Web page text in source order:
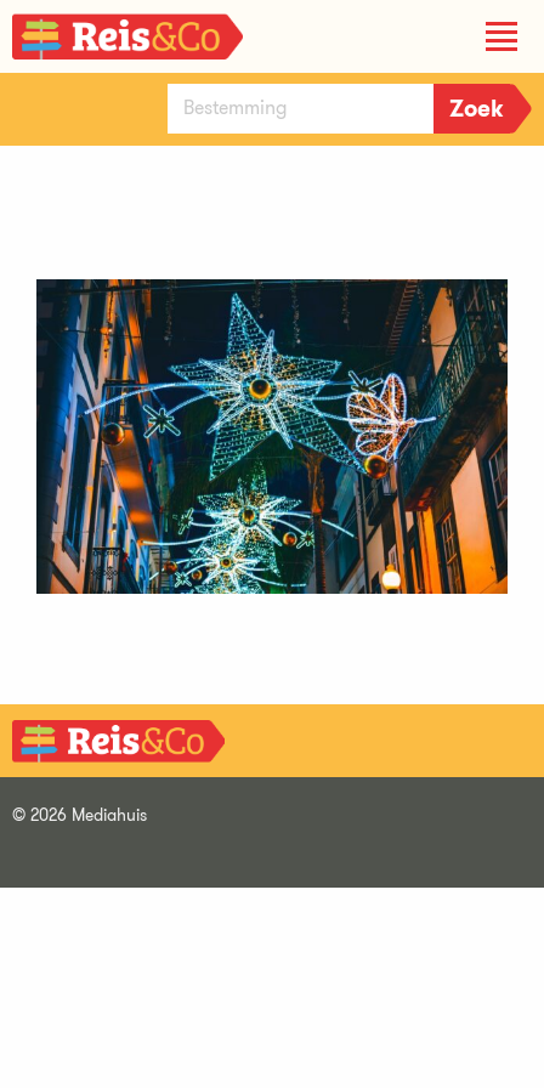
© 2026 Mediahuis